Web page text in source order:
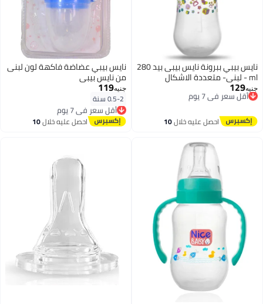
نايس بيبي ببرونة نايس بيبى بيد 280
ml - لبنى- متعددة الاشكال
جنيه129
أقل سعر في 7 يوم
توصيل مجاني
أقل سعر في 7 يوم
احصل عليه خلال10
نايس بيبي عضاضة فاكهة لون لبنى
من نايس بيبى
جنيه119
0.5-2 سنةأقل سعر في 7 يوم
توصيل مجاني
أقل سعر في 7 يوماحصل عليه خلال10